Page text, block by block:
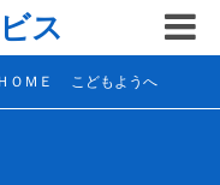
ス
ＨＯＭＥ こどもようへ